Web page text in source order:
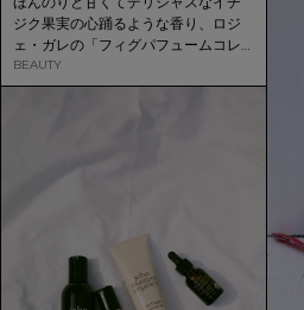
ジク果実の心踊るような香り、ロジ
ェ・ガレの「フィグパフュームコレ
クション」
BEAUTY